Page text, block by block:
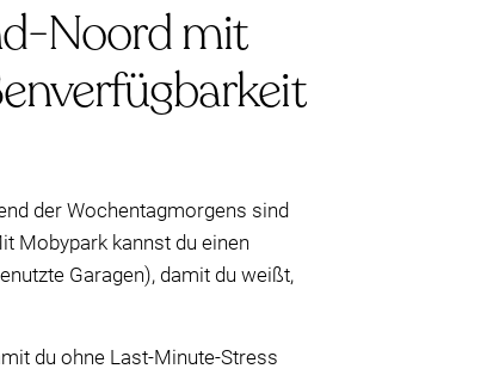
Noord mit
der Wochentagmorgens sind
Mobypark kannst du einen
Garagen), damit du weißt,
du ohne Last-Minute-Stress